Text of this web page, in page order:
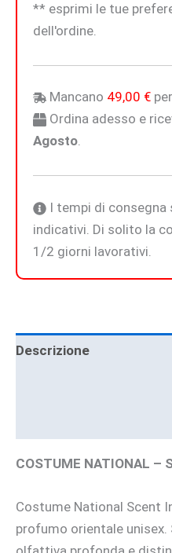
** esprimi le tue
dell'ordine.
Mancano 49,00 €
Ordina adesso e
Agosto.
I tempi di consegna
indicativi. Di solito la
1/2 giorni lavorativi.
Descrizione
COSTUME NATIONAL –
Costume National Scent
profumo orientale